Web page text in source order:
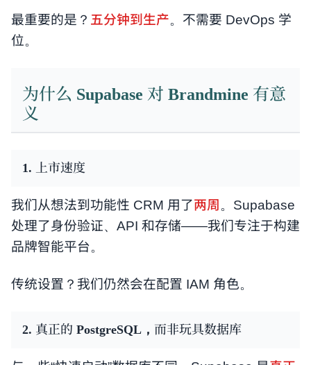
最重要的是？ 五分钟到生产。不需要 DevOps 学
位。
为什么 Supabase 对 Brandmine 有意
义
1. 上市速度
我们从想法到功能性 CRM 用了两周 。Supabase
处理了身份验证、API 和存储——我们专注于构建
品牌智能平台。
传统设置？我们仍然会在配置 IAM 角色。
2. 真正的 PostgreSQL，而非玩具数据库